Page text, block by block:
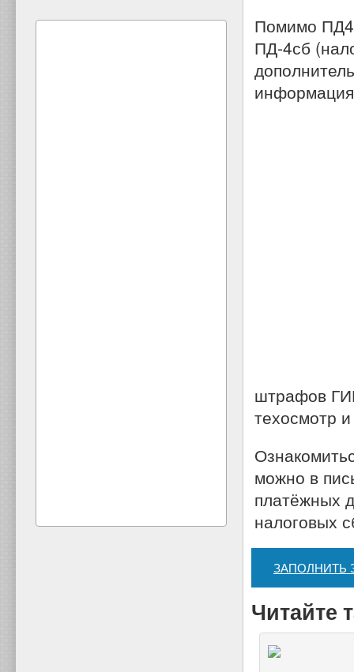
Помимо ПД4
ПД-4сб
штрафов
техосмотр
можно в
платёжных
налоговых
ЗАПОЛНИТЬ
Читайте